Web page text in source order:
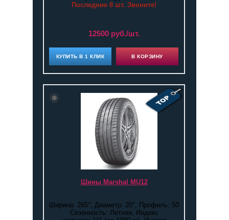
Последние 8 шт. Звоните!
12500 руб./шт.
КУПИТЬ В 1 КЛИК В КОРЗИНУ
Шины Marshal MU12
Ширина: 265", Диаметр: 20", Профиль: 50
Сезонность: Летняя, Индекс